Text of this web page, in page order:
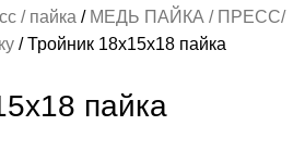
/ пайка
МЕДЬ ПАЙКА / ПРЕСС/
Тройник 18х15х18 пайка
пайка